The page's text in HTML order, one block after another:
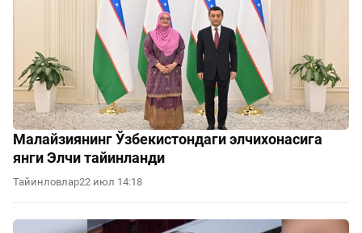
Малайзиянинг Ўзбекистондаги элчихонасига
янги Элчи тайинланди
Тайинловлар22 июл 14:18